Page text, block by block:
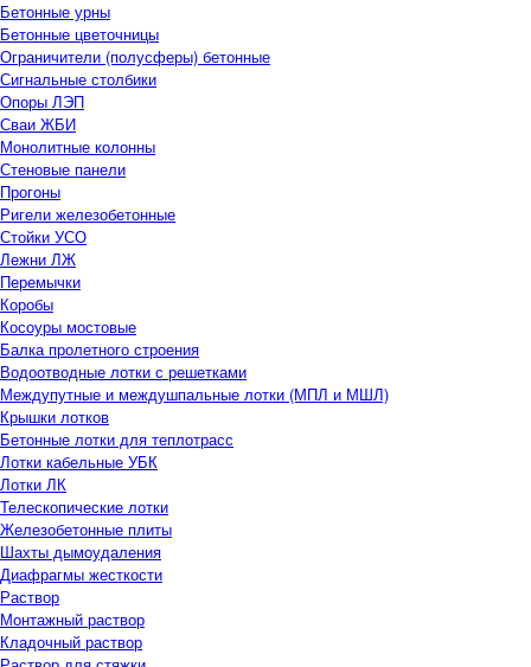
Бетонные урны
Бетонные цветочницы
Ограничители (полусферы) бетонные
Сигнальные столбики
Опоры ЛЭП
Сваи ЖБИ
Монолитные колонны
Стеновые панели
Прогоны
Ригели железобетонные
Стойки УСО
Лежни ЛЖ
Перемычки
Коробы
Косоуры мостовые
Балка пролетного строения
Водоотводные лотки с решетками
Междупутные и междушпальные лотки (МПЛ и МШЛ)
Крышки лотков
Бетонные лотки для теплотрасс
Лотки кабельные УБК
Лотки ЛК
Телескопические лотки
Железобетонные плиты
Шахты дымоудаления
Диафрагмы жесткости
Раствор
Монтажный раствор
Кладочный раствор